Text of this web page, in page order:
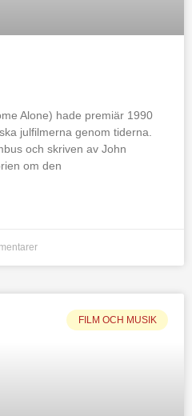
Alone) hade premiär 1990
julfilmerna genom tiderna.
och skriven av John
om den
FILM OCH MUSIK